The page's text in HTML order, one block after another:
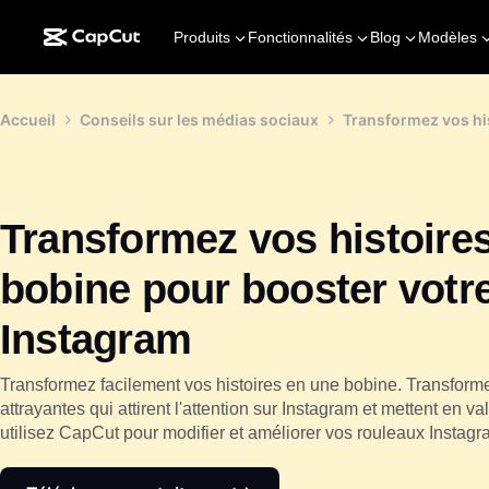
Produits Fonctionnalités Blog Modèles
Accueil Conseils sur les médias sociaux Transformez vos
Transformez vos
bobine pour booster
Instagram
Transformez facilement vos histoires en une bobine.
attrayantes qui attirent l'attention sur Instagram et mettent en
utilisez CapCut pour modifier et améliorer vos rouleaux